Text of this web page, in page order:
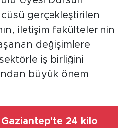
gerçekleştirilen
iletişim fakültelerinin
değişimlere
iş birliğini
büyük önem
Gaziantep'te 24 kilo